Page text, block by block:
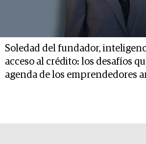
Soledad del fundador,
acceso al crédito: los desafíos
agenda de los emprendedores